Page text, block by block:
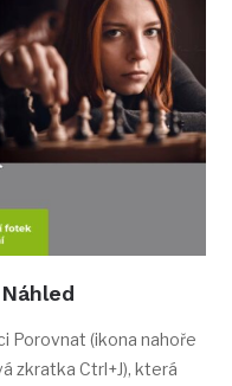
Porovnat (ikona nahoře
zkratka Ctrl+J), která